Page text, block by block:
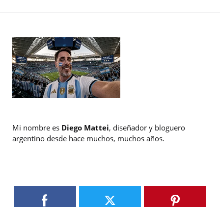
Mi nombre es Diego Mattei, diseñador y bloguero
argentino desde hace muchos, muchos años.